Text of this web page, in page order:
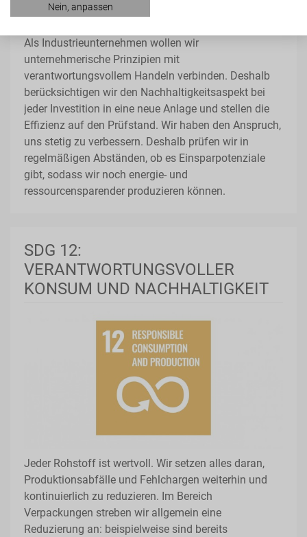
Als Industrieunternehmen wollen wir
unternehmerische Prinzipien mit
verantwortungsvollem Handeln verbinden. Deshalb
berücksichtigen wir den Nachhaltigkeitsaspekt bei
jeder Investition in eine neue Anlage und stellen die
Effizienz auf den Prüfstand. Wir haben den Anspruch,
uns stetig zu verbessern. Deshalb prüfen wir in
regelmäßigen Abständen, ob es Einsparpotenziale
gibt, sodass wir noch energie- und
ressourcensparender produzieren können.
SDG 12:
VERANTWORTUNGSVOLLER
KONSUM UND NACHHALTIGKEIT
Jeder Rohstoff ist wertvoll. Wir setzen alles daran,
Produktionsabfälle und Fehlchargen weiterhin und
kontinuierlich zu reduzieren. Im Bereich
Verpackungen streben wir allgemein eine
Reduzierung an: beispielweise sind bereits
Nein, anpassen